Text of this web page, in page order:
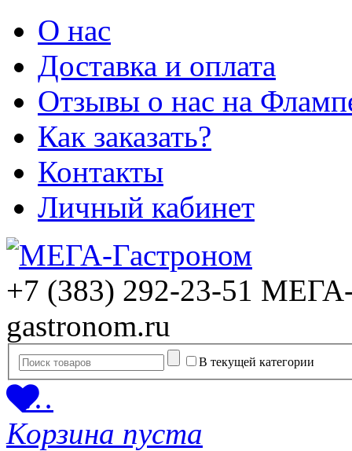
О нас
Доставка и оплата
Отзывы о нас на
Как заказать?
Контакты
Личный кабинет
+7 (383) 292-23-51 МЕГА-
gastronom.ru
В текущей категории
…
Корзина пуста